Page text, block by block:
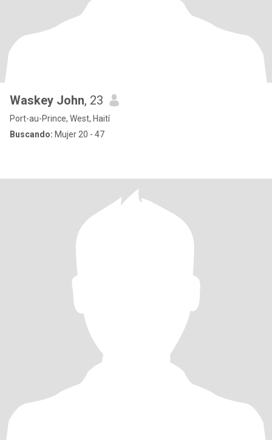
Waskey John, 23
Port-au-Prince, West, Haití
Buscando: Mujer 20 - 47